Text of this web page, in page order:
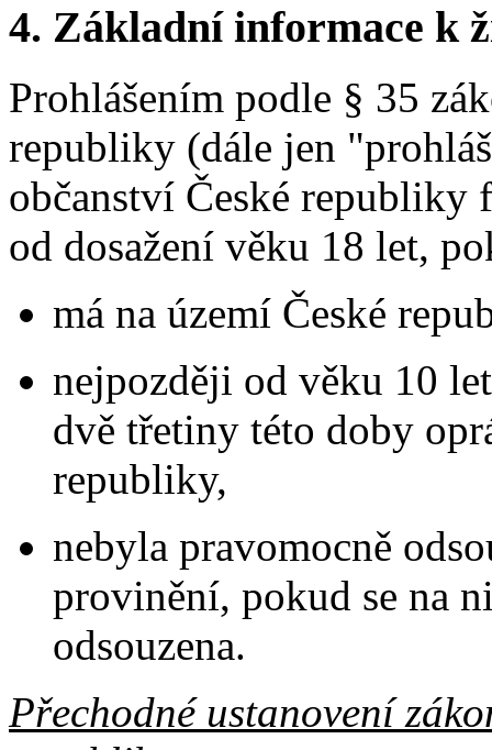
4. Základní informace k
Prohlášením podle § 35
republiky (dále jen
občanství České republiky
od dosažení věku 18 let,
má na území České
nejpozději od věku 10
dvě třetiny této doby
republiky,
nebyla pravomocně
provinění, pokud se na
odsouzena.
Přechodné ustanovení